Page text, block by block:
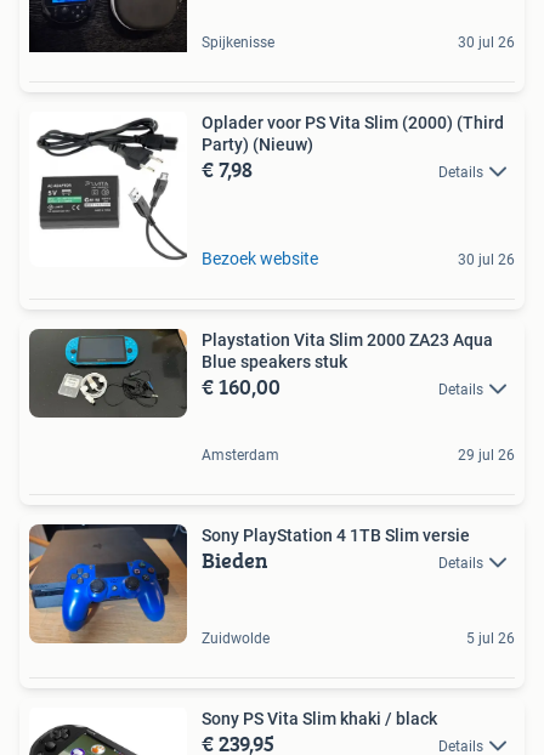
Spijkenisse 30 jul 26
Oplader voor PS Vita Slim (2000) (Third
Party) (Nieuw)
€ 7,98 Details
Bezoek website 30 jul 26
Playstation Vita Slim 2000 ZA23 Aqua
Blue speakers stuk
€ 160,00 Details
Amsterdam 29 jul 26
Sony PlayStation 4 1TB Slim versie
Bieden Details
Zuidwolde 5 jul 26
Sony PS Vita Slim khaki / black
€ 239,95 Details